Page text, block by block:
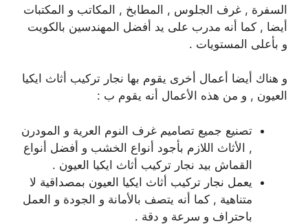
السفرة , غرف الجلوس , المطابخ , المكاتب و المكتبات
أيضا , كما أنه مدرب على يد أفضل المهندسين بالكويت
و بأعلى المستويات .
و هناك أيضا أعمال أخرى يقوم بها نجار تركيب أثاث ايكيا
العيون , و من هذه الأعمال أنه يقوم ب :
تصنيع جميع تصاميم غرف النوم العرية و المودرن
, الأثاث اللازم بأجود أنواع الخشب و أفضل أنواع
القماش بيد نجار تركيب أثاث ايكيا العيون .
يعمل نجار تركيب أثاث ايكيا العيون بمصداقية لا
متناهية , كما أنه يتصف بالأمانة و الجودة و العمل
باحتراف و سرعة و دقة .